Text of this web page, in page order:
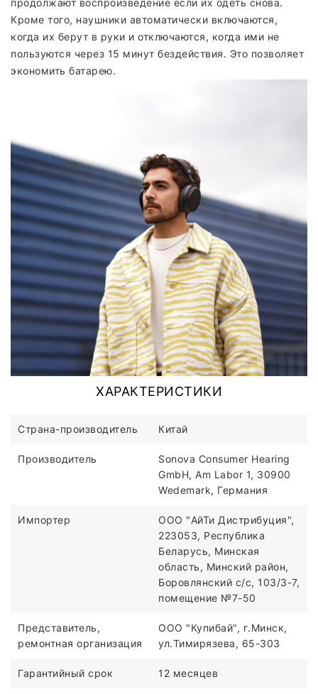
Кроме того, наушники автоматически включаются,
когда их берут в руки и отключаются, когда ими не
пользуются через 15 минут бездействия. Это позволяет
экономить батарею.
ХАРАКТЕРИСТИКИ
Страна-производитель Китай
Производитель
Sonova Consumer Hearing
GmbH, Am Labor 1, 30900
Wedemark, Германия
Импортер
ООО "АйТи Дистрибуция",
223053, Республика
Беларусь, Минская
область, Минский район,
Боровлянский с/с, 103/3-7,
помещение №7-50
Представитель,
ремонтная организация
ООО "Купибай", г.Минск,
ул.Тимирязева, 65-303
Гарантийный срок 12 месяцев